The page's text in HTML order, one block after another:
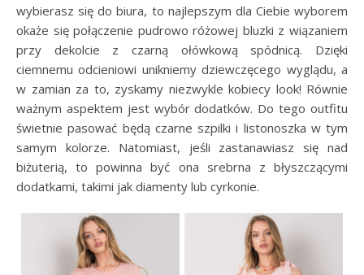
wybierasz się do biura, to najlepszym dla Ciebie wyborem
okaże się połączenie pudrowo różowej bluzki z wiązaniem
przy dekolcie z czarną ołówkową spódnicą. Dzięki
ciemnemu odcieniowi unikniemy dziewczęcego wyglądu, a
w zamian za to, zyskamy niezwykle kobiecy look! Równie
ważnym aspektem jest wybór dodatków. Do tego outfitu
świetnie pasować będą czarne szpilki i listonoszka w tym
samym kolorze. Natomiast, jeśli zastanawiasz się nad
biżuterią, to powinna być ona srebrna z błyszczącymi
dodatkami, takimi jak diamenty lub cyrkonie.